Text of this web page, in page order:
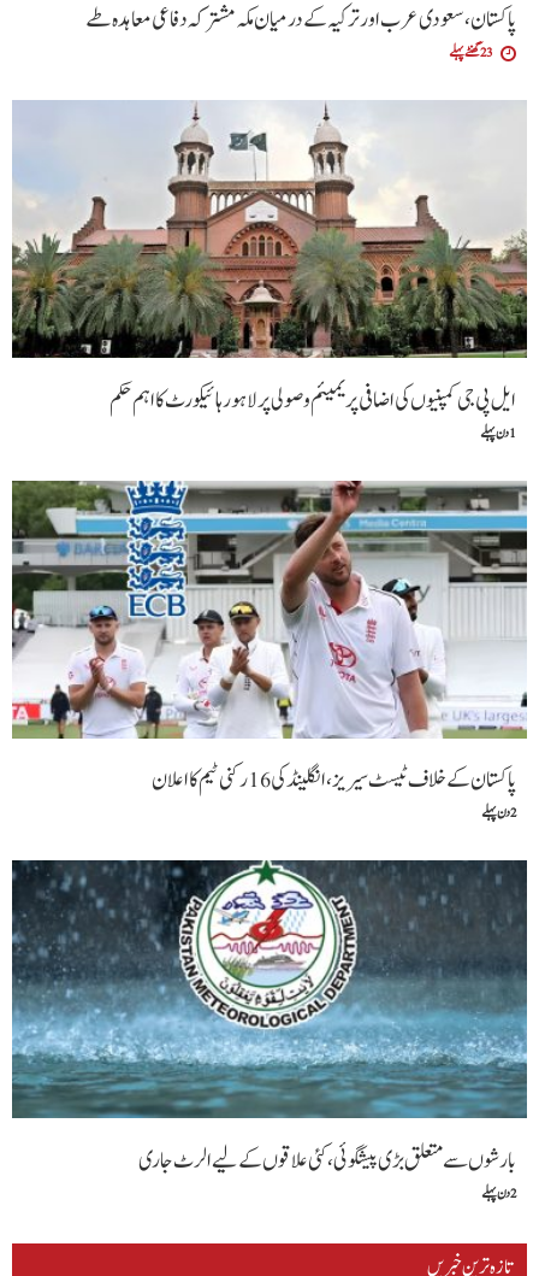
پاکستان، سعودی عرب اور ترکیہ کے درمیان مکہ مشترکہ دفاعی معاہدہ طے
23 گھنٹے پہلے
ایل پی جی کمپنیوں کی اضافی پریمیئم وصولی پر لاہور ہائیکورٹ کا اہم حکم
1 دن پہلے
پاکستان کے خلاف ٹیسٹ سیریز، انگلینڈ کی 16 رکنی ٹیم کا اعلان
2 دن پہلے
بارشوں سے متعلق بڑی پیشگوئی، کئی علاقوں کے لیے الرٹ جاری
2 دن پہلے
تازہ ترین خبریں